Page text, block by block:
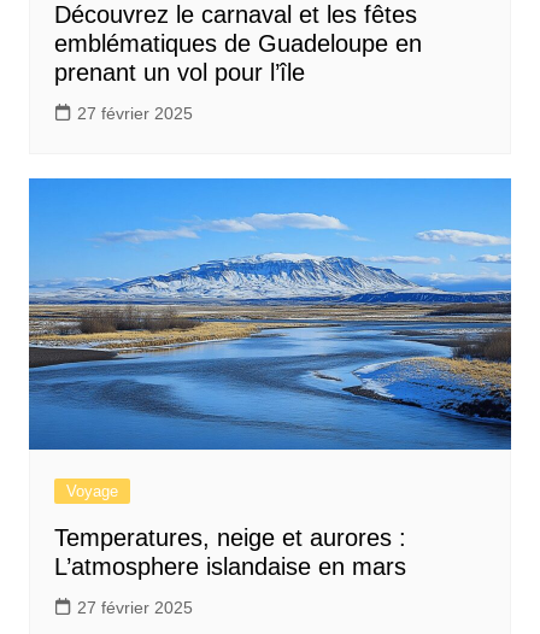
Découvrez le carnaval et les fêtes
emblématiques de Guadeloupe en
prenant un vol pour l’île
27 février 2025
Voyage
Temperatures, neige et aurores :
L’atmosphere islandaise en mars
27 février 2025